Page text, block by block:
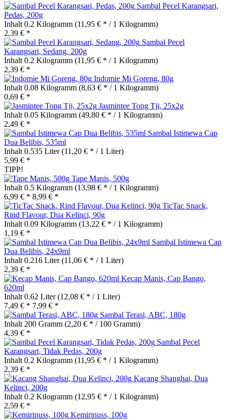
Sambal Pecel Karangsari,
Pedas, 200g
Inhalt 0.2 Kilogramm (11,95 € * / 1 Kilogramm)
2,39 € *
Sambal Pecel
Karangsari, Sedang, 200g
Inhalt 0.2 Kilogramm (11,95 € * / 1 Kilogramm)
2,39 € *
Indomie Mi Goreng, 80g
Inhalt 0.08 Kilogramm (8,63 € * / 1 Kilogramm)
0,69 € *
Jasmintee Tong Tji, 25x2g
Inhalt 0.05 Kilogramm (49,80 € * / 1 Kilogramm)
2,49 € *
Sambal Istimewa Cap
Dua Belibis, 535ml
Inhalt 0.535 Liter(11,20 € * / 1 Liter)
5,99 € *
TIPP!
Tape Manis, 500g
Inhalt 0.5 Kilogramm (13,98 € * / 1 Kilogramm)
6,99 € * 8,99 € *
TicTac Snack,
Rind Flavour, Dua Kelinci, 90g
Inhalt 0.09 Kilogramm (13,22 € * / 1 Kilogramm)
1,19 € *
Sambal Istimewa Cap
Dua Belibis, 24x9ml
Inhalt 0.216 Liter(11,06 € * / 1 Liter)
2,39 € *
Kecap Manis, Cap Bango,
620ml
Inhalt 0.62 Liter(12,08 € * / 1 Liter)
7,49 € * 7,99 € *
Sambal Terasi, ABC, 180g
Inhalt 200 Gramm (2,20 € * / 100 Gramm)
4,39 € *
Sambal Pecel
Karangsari, Tidak Pedas, 200g
Inhalt 0.2 Kilogramm (11,95 € * / 1 Kilogramm)
2,39 € *
Kacang Shanghai, Dua
Kelinci, 200g
Inhalt 0.2 Kilogramm (12,95 € * / 1 Kilogramm)
2,59 € *
Kemirinuss, 100g